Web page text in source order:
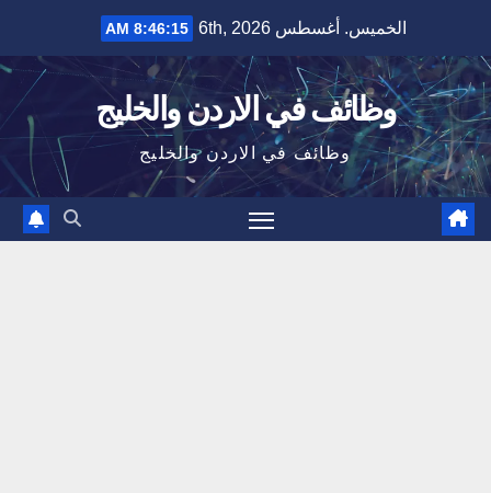
content
الخميس. أغسطس 6th, 2026 8:46:15 AM
وظائف في الاردن والخليج
وظائف في الاردن والخليج